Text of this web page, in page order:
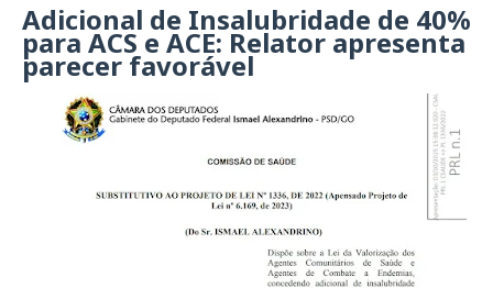
Adicional de Insalubridade de 40%
para ACS e ACE: Relator apresenta
parecer favorável